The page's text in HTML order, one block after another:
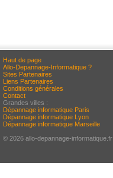
Haut de page
Allo-Depannage-Informatique ?
Sites Partenaires
Liens Partenaires
Conditions générales
Contact
Grandes villes :
Dépannage informatique Paris
Dépannage informatique Lyon
Dépannage informatique Marseille
© 2026 allo-depannage-informatique.fr